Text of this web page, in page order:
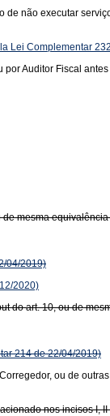
de não executar
Lei Complementar
Auditor Fiscal
mesma
04/2019)
2020)
do art. 10, ou de
214 de 22/04/2019)
ou de
nos incisos I, II